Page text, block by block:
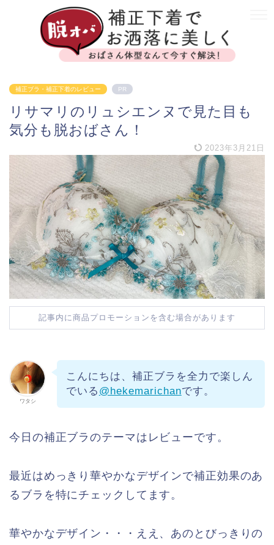
補正ブラ・補正下着のレビュー PR
リサマリのリュシエンヌで見た目も
気分も脱おばさん！
2023年3月21日
記事内に商品プロモーションを含む場合があります
ワタシ
こんにちは、補正ブラを全力で楽しん
でいる @hekemarichanです。
今日の補正ブラのテーマはレビューです。
最近はめっきり華やかなデザインで補正効果のあ
るブラを特にチェックしてます。
華やかなデザイン・・・ええ、あのとびっきりの